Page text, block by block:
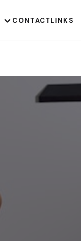
CONTACTLINKS